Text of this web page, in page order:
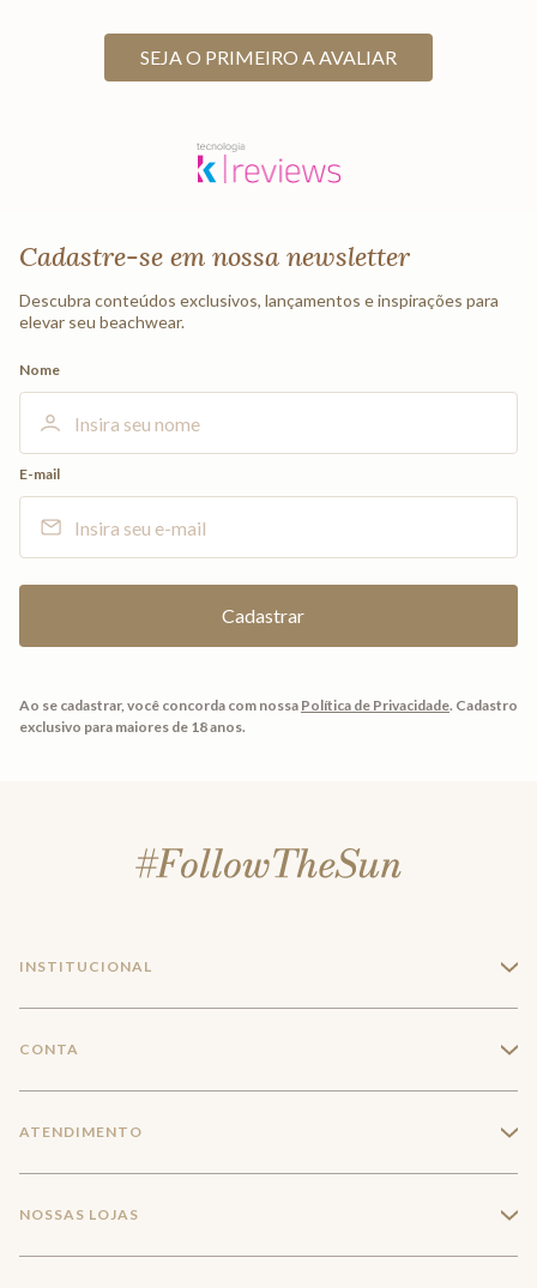
SEJA O PRIMEIRO A AVALIAR
Cadastre-se em nossa newsletter
Descubra conteúdos exclusivos, lançamentos e inspirações para
elevar seu beachwear.
Nome
E-mail
Ao se cadastrar, você concorda com nossa Política de Privacidade. Cadastro
exclusivo para maiores de 18 anos.
INSTITUCIONAL +
Trabalhe conosco
CONTA +
Meus pedidos
ATENDIMENTO +
NOSSAS LOJAS +